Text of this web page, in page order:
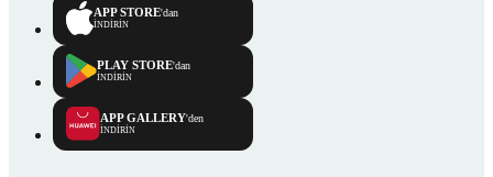
APP STORE'dan
İNDİRİN
PLAY STORE'dan
İNDİRİN
APP GALLERY'den
İNDİRİN